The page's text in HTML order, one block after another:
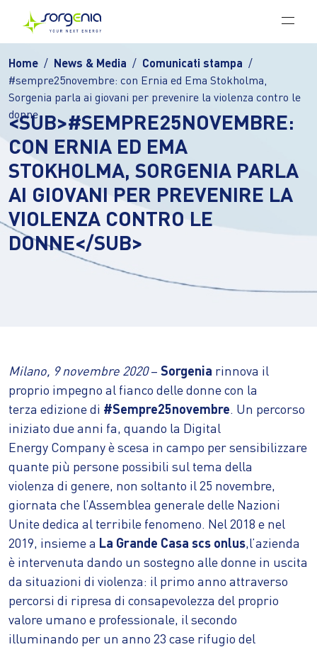
Vai al contenuto principale
Home News & Media
Comunicati stampa
#sempre25novembre: con Ernia ed Ema Stokholma,
Sorgenia parla ai giovani per prevenire la violenza contro le
donne
<SUB>#SEMPRE25NOVEMBRE:
CON ERNIA ED EMA
STOKHOLMA, SORGENIA PARLA
AI GIOVANI PER PREVENIRE LA
VIOLENZA CONTRO LE
DONNE</SUB>
Milano, 9 novembre 2020– Sorgenia rinnova il
proprio impegno al fianco delle donne con la
terza edizione di #Sempre25novembre. Un percorso
iniziato due anni fa, quando la Digital
Energy Company è scesa in campo per sensibilizzare
quante più persone possibili sul tema della
violenza di genere, non soltanto il 25 novembre,
giornata che l’Assemblea generale delle Nazioni
Unite dedica al terribile fenomeno. Nel 2018 e nel
2019, insieme a La Grande Casa scs onlus,l’azienda
è intervenuta dando un sostegno alle donne in uscita
da situazioni di violenza: il primo anno attraverso
percorsi di ripresa di consapevolezza del proprio
valore umano e professionale, il secondo
illuminando per un anno 23 case rifugio del